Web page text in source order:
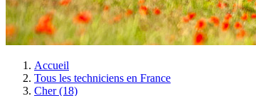
Accueil
Tous les techniciens en France
Cher (18)